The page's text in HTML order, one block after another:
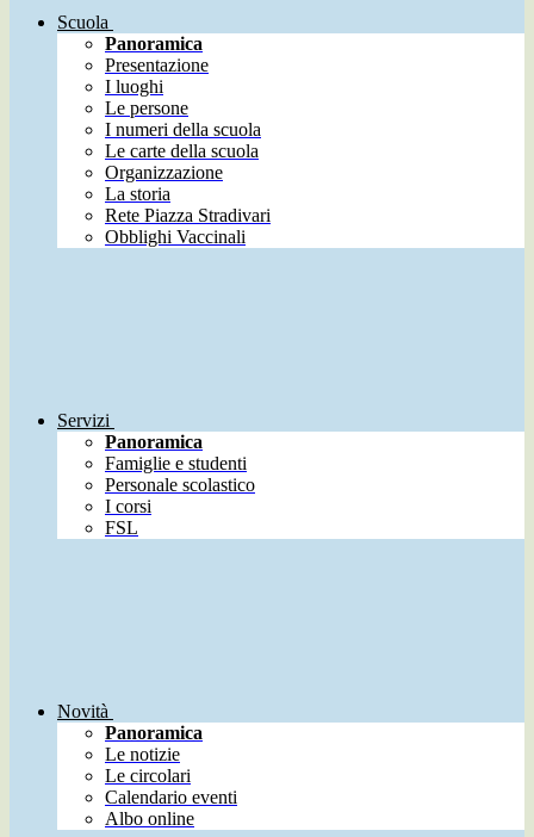
Scuola
Panoramica
Presentazione
I luoghi
Le persone
I numeri della scuola
Le carte della scuola
Organizzazione
La storia
Rete Piazza Stradivari
Obblighi Vaccinali
Servizi
Panoramica
Famiglie e studenti
Personale scolastico
I corsi
FSL
Novità
Panoramica
Le notizie
Le circolari
Calendario eventi
Albo online